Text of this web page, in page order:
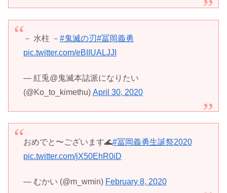
－ 水柱 － #鬼滅の刃#冨岡義勇
pic.twitter.com/eBIIUALJJI
— 紅兎@鬼滅本誌派になりたい
(@Ko_to_kimethu) April 30, 2020
おめでと〜ございます🌊#冨岡義勇生誕祭2020
pic.twitter.com/jX50EhR0iD
— むかい (@m_wmin) February 8, 2020